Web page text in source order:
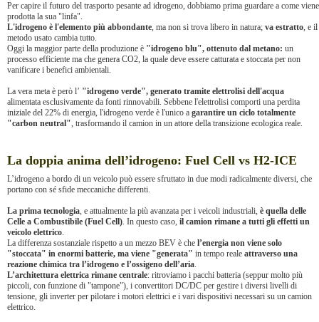
Per capire il futuro del trasporto pesante ad idrogeno, dobbiamo prima guardare a come viene
prodotta la sua "linfa".
L'idrogeno è l'elemento più abbondante, ma non si trova libero in natura; va estratto, e il
metodo usato cambia tutto.
Oggi la maggior parte della produzione è "idrogeno blu", ottenuto dal metano: un
processo efficiente ma che genera CO2, la quale deve essere catturata e stoccata per non
vanificare i benefici ambientali.
La vera meta è però l’ "idrogeno verde", generato tramite elettrolisi dell'acqua
alimentata esclusivamente da fonti rinnovabili. Sebbene l'elettrolisi comporti una perdita
iniziale del 22% di energia, l'idrogeno verde è l'unico a garantire un ciclo totalmente
"carbon neutral", trasformando il camion in un attore della transizione ecologica reale.
La doppia anima dell’idrogeno: Fuel Cell vs H2-ICE
L’idrogeno a bordo di un veicolo può essere sfruttato in due modi radicalmente diversi, che
portano con sé sfide meccaniche differenti.
La prima tecnologia, e attualmente la più avanzata per i veicoli industriali, è quella delle
Celle a Combustibile (Fuel Cell). In questo caso, il camion rimane a tutti gli effetti un
veicolo elettrico.
La differenza sostanziale rispetto a un mezzo BEV è che l’energia non viene solo
"stoccata" in enormi batterie, ma viene "generata" in tempo reale attraverso una
reazione chimica tra l’idrogeno e l’ossigeno dell’aria.
L’architettura elettrica rimane centrale: ritroviamo i pacchi batteria (seppur molto più
piccoli, con funzione di "tampone"), i convertitori DC/DC per gestire i diversi livelli di
tensione, gli inverter per pilotare i motori elettrici e i vari dispositivi necessari su un camion
elettrico.